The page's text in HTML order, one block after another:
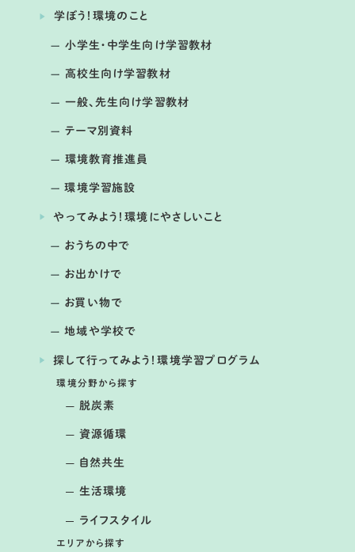
トンボから見た水辺環境の変化とこれ
から私たちにできること
開催日の変更あり）
ままず調査団
ー
学ぼう！環境のこと
小学生・中学生向け学習教材
高校生向け学習教材
一般、先生向け学習教材
テーマ別資料
環境教育推進員
環境学習施設
やってみよう！環境にやさしいこと
おうちの中で
お出かけで
お買い物で
地域や学校で
探して行ってみよう！環境学習プログラム
環境分野から探す
脱炭素
資源循環
自然共生
生活環境
ライフスタイル
エリアから探す